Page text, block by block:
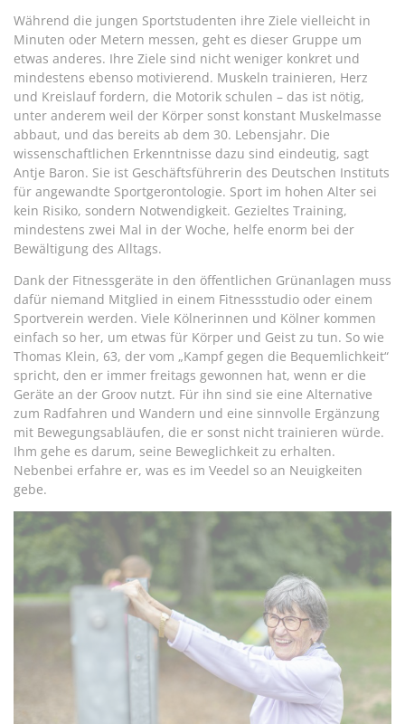
Während die jungen Sportstudenten ihre Ziele vielleicht in
Minuten oder Metern messen, geht es dieser Gruppe um
etwas anderes. Ihre Ziele sind nicht weniger konkret und
mindestens ebenso motivierend. Muskeln trainieren, Herz
und Kreislauf fordern, die Motorik schulen – das ist nötig,
unter anderem weil der Körper sonst konstant Muskelmasse
abbaut, und das bereits ab dem 30. Lebensjahr. Die
wissenschaftlichen Erkenntnisse dazu sind eindeutig, sagt
Antje Baron. Sie ist Geschäftsführerin des Deutschen Instituts
für angewandte Sportgerontologie. Sport im hohen Alter sei
kein Risiko, sondern Notwendigkeit. Gezieltes Training,
mindestens zwei Mal in der Woche, helfe enorm bei der
Bewältigung des Alltags.
Dank der Fitnessgeräte in den öffentlichen Grünanlagen muss
dafür niemand Mitglied in einem Fitnessstudio oder einem
Sportverein werden. Viele Kölnerinnen und Kölner kommen
einfach so her, um etwas für Körper und Geist zu tun. So wie
Thomas Klein, 63, der vom „Kampf gegen die Bequemlichkeit“
spricht, den er immer freitags gewonnen hat, wenn er die
Geräte an der Groov nutzt. Für ihn sind sie eine Alternative
zum Radfahren und Wandern und eine sinnvolle Ergänzung
mit Bewegungsabläufen, die er sonst nicht trainieren würde.
Ihm gehe es darum, seine Beweglichkeit zu erhalten.
Nebenbei erfahre er, was es im Veedel so an Neuigkeiten
gebe.